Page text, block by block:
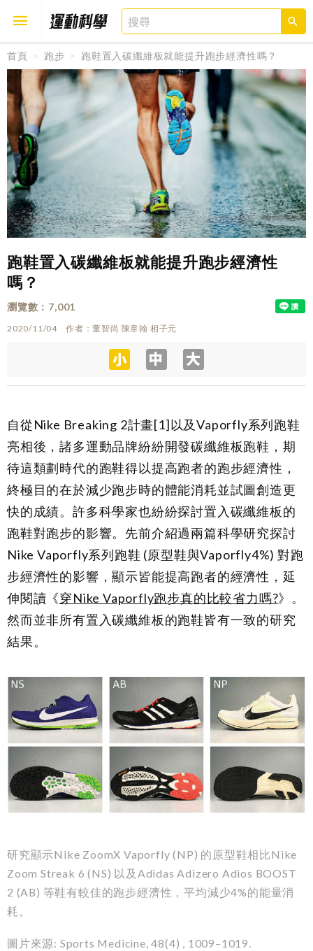
首頁 跑步 跑鞋置入碳纖維板就能提升跑步經濟性嗎？
跑鞋置入碳纖維板就能提升跑步經濟性
嗎？
瀏覽數 7,001
2020/11/04 作者 董智尚 陳韋翰 相子元
自從Nike Breaking 2計畫[1]以及Vaporfly系列跑鞋
亮相後，諸多運動品牌紛紛開發碳纖維板跑鞋，期
待這類劃時代的跑鞋得以提高跑者的跑步經濟性，
終極目的在於減少跑步時的體能消耗並試圖創造更
快的成績。許多科學家也紛紛探討置入碳纖維板的
跑鞋對跑步的影響。先前介紹過兩篇科學研究探討
Nike Vaporfly系列跑鞋 (原型鞋與Vaporfly4%) 對跑
步經濟性的影響，顯示皆能提高跑者的經濟性，延
伸閱讀《穿Nike Vaporfly跑步真的比較省力嗎?》。
然而並非所有置入碳纖維板的跑鞋皆有一致的研究
結果。
研究顯示Nike ZoomX Vaporfly (NP) 的原型鞋相比Nike
Zoom Streak 6 (NS) 以及Adidas Adizero Adios BOOST
2 (AB) 等鞋有較佳的跑步經濟性，平均減少4%的能量消
耗。
圖片來源: Sports Medicine, 48(4) , 1009–1019.
確定